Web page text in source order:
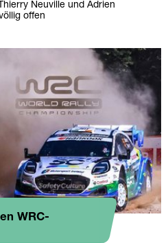
Neuville und Adrien
offen
WRC-